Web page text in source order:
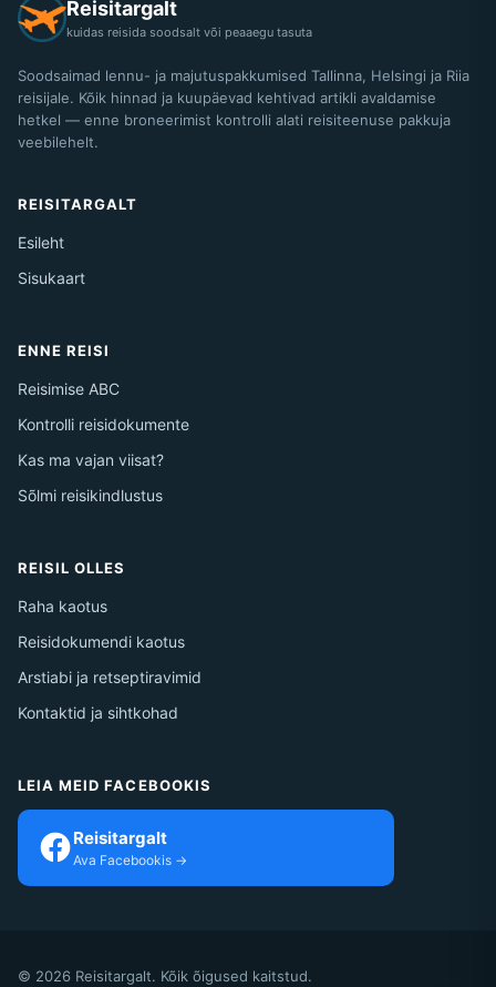
Reisitargalt
kuidas reisida soodsalt või peaaegu tasuta
Soodsaimad lennu- ja majutuspakkumised Tallinna, Helsingi ja Riia
reisijale. Kõik hinnad ja kuupäevad kehtivad artikli avaldamise
hetkel — enne broneerimist kontrolli alati reisiteenuse pakkuja
veebilehelt.
REISITARGALT
Esileht
Sisukaart
ENNE REISI
Reisimise ABC
Kontrolli reisidokumente
Kas ma vajan viisat?
Sõlmi reisikindlustus
REISIL OLLES
Raha kaotus
Reisidokumendi kaotus
Arstiabi ja retseptiravimid
Kontaktid ja sihtkohad
LEIA MEID FACEBOOKIS
Reisitargalt
Ava Facebookis →
© 2026 Reisitargalt. Kõik õigused kaitstud.